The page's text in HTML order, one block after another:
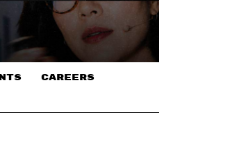
CAREERS